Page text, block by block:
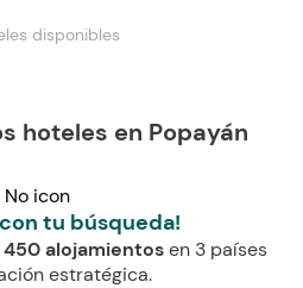
disponibles
hoteles en Popayán
No icon
tu búsqueda!
450 alojamientosen 3 países
estratégica.